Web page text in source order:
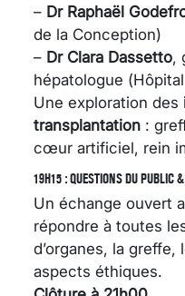
– Dr Raphaël
de la Conception)
– Dr Clara Dassetto,
hépatologue
Une exploration des
transplantation :
cœur artificiel, rein
19H15 : QUESTIONS DU PUBLIC
Un échange ouvert
répondre à toutes
d’organes, la greffe,
aspects éthiques.